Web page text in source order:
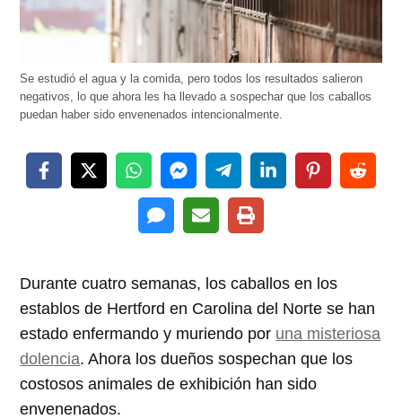
Se estudió el agua y la comida, pero todos los resultados salieron
negativos, lo que ahora les ha llevado a sospechar que los caballos
puedan haber sido envenenados intencionalmente.
Durante cuatro semanas, los caballos en los
establos de Hertford en Carolina del Norte se han
estado enfermando y muriendo por una misteriosa
dolencia. Ahora los dueños sospechan que los
costosos animales de exhibición han sido
envenenados.